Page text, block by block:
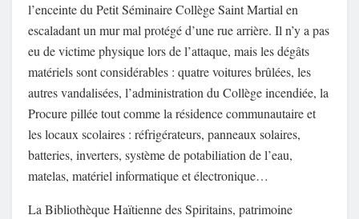
l’enceinte du Petit Séminaire Collège Saint Martial en
escaladant un mur mal protégé d’une rue arrière. Il n’y a pas
eu de victime physique lors de l’attaque, mais les dégâts
matériels sont considérables : quatre voitures brûlées, les
autres vandalisées, l’administration du Collège incendiée, la
Procure pillée tout comme la résidence communautaire et
les locaux scolaires : réfrigérateurs, panneaux solaires,
batteries, inverters, système de potabiliation de l’eau,
matelas, matériel informatique et électronique…
La Bibliothèque Haïtienne des Spiritains, patrimoine